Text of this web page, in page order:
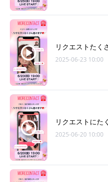
リクエストた
2025-06-23 10:00
リクエストにた
2025-06-20 10:00